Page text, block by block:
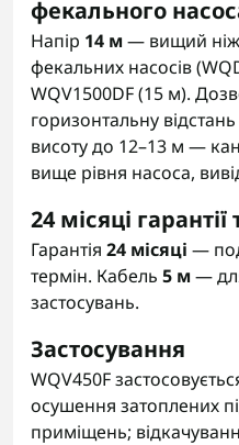
фекального
Напір 14 м— вищий ніж
фекальних насосів
WQV1500DF (15 м).
горизонтальну
висоту до 12–13 м —
вище рівня насоса,
24 місяці
Гарантія 24 місяці —
термін. Кабель 5 м—
застосувань.
Застосування
WQV450F
осушення затоплених
приміщень;